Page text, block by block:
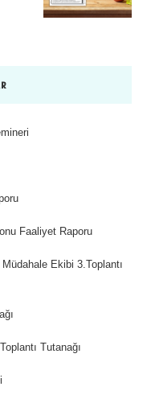
Faaliyet Raporu
Ekibi 3.Toplantı
Tutanağı